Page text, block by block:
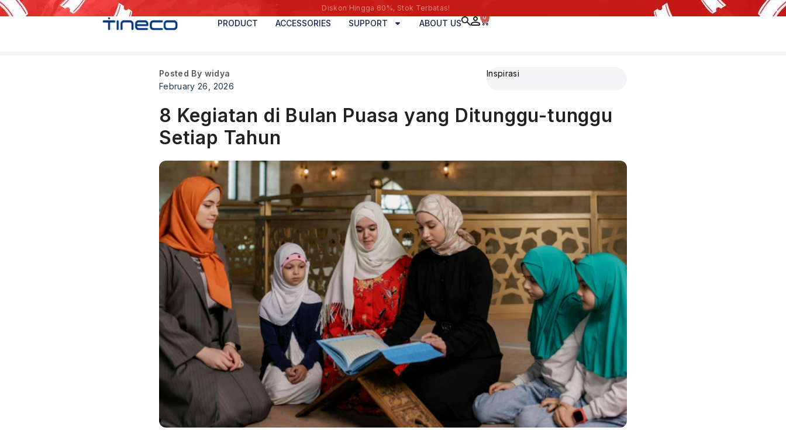
Diskon Hingga 60%, Stok Terbatas!
PRODUCT ACCESSORIES SUPPORT ABOUT US
0
Posted By widya
February 26, 2026
Inspirasi
8 Kegiatan di Bulan Puasa yang Ditunggu-tunggu
Setiap Tahun